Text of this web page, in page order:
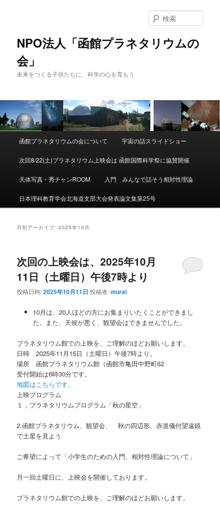
NPO法人「函館プラネタリウムの
会」
未来をつくる子供たちに、科学の心を育もう
索
メ
イ
ン
コ
ン
ン
ツ
へ
動
サ
ブ
コ
ン
テ
ツ
へ
移
函館プラネタリウムの会について 宇宙の話スライドショー
次回8/22(土)プラネタリウム上映会は 函館国際科学祭に協賛開催
天体写真・秀チャンROOM 入門 みんなで話そう相対性理論
日本理科教育学会北海道支部大会発表論文集第25号
月別アーカイブ:2025年10月
次回の上映会は、2025年10月
11日（土曜日）午後7時より
投稿日時:2025年10月11日 投稿者:murai
10月は、20人ほどの方にお集まりいたくことができまし
た。また、天候が悪く、観望会はできませんでした。
プラネタリウム館での上映を、ご理解のほどお願いします。
日時 2025年11月15日（土曜日）午後7時より。
場所 函館プラネタリウム館（函館市亀田中野町62
受付開始は6時30分です。
地図はこちらです。
上映プログラム
１，プラネタリウムプログラム「秋の星空」
2.函館プラネタリウム、観望会、 秋の四辺形。赤道儀付望遠鏡
で土星を見よう
ご希望によって「小学生のための入門、相対性理論について」
月一回土曜日に、上映会を開催しております。
プラネタリウム館での上映を、ご理解のほどお願いします。